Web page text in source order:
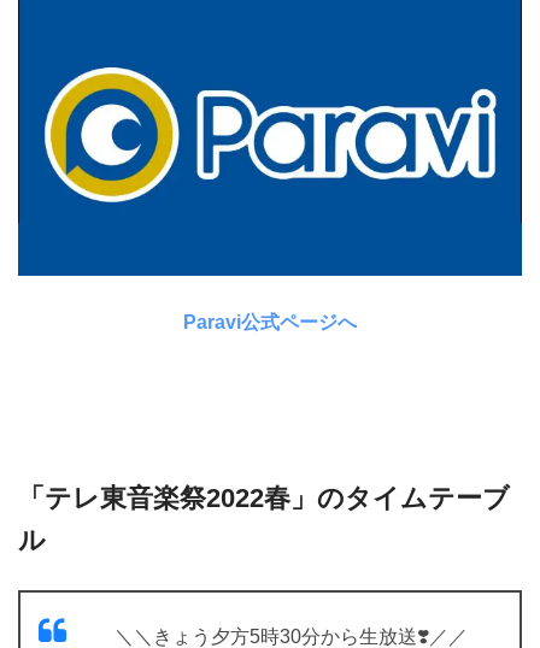
Paravi公式ページへ
「テレ東音楽祭2022春」のタイムテーブ
ル
＼＼きょう夕方5時30分から生放送❣️／／